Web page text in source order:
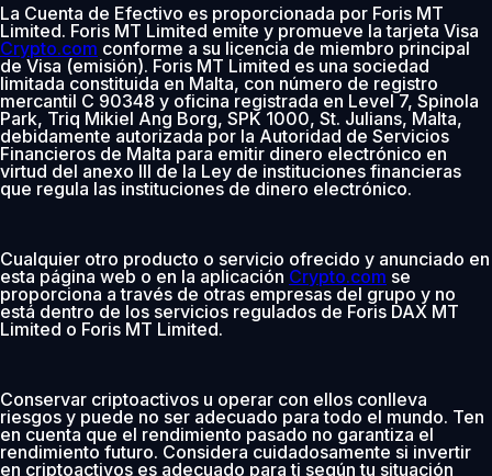
La Cuenta de Efectivo es proporcionada por Foris MT
Limited. Foris MT Limited emite y promueve la tarjeta Visa
Crypto.com conforme a su licencia de miembro principal
de Visa (emisión). Foris MT Limited es una sociedad
limitada constituida en Malta, con número de registro
mercantil C 90348 y oficina registrada en Level 7, Spinola
Park, Triq Mikiel Ang Borg, SPK 1000, St. Julians, Malta,
debidamente autorizada por la Autoridad de Servicios
Financieros de Malta para emitir dinero electrónico en
virtud del anexo III de la Ley de instituciones financieras
que regula las instituciones de dinero electrónico.
Cualquier otro producto o servicio ofrecido y anunciado en
esta página web o en la aplicación Crypto.com se
proporciona a través de otras empresas del grupo y no
está dentro de los servicios regulados de Foris DAX MT
Limited o Foris MT Limited.
Conservar criptoactivos u operar con ellos conlleva
riesgos y puede no ser adecuado para todo el mundo. Ten
en cuenta que el rendimiento pasado no garantiza el
rendimiento futuro. Considera cuidadosamente si invertir
en criptoactivos es adecuado para ti según tu situación